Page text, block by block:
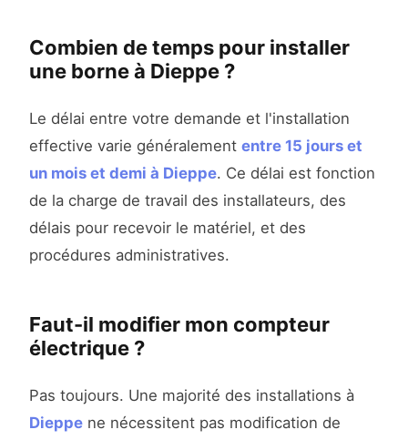
Combien de temps pour installer
une borne à Dieppe ?
Le délai entre votre demande et l'installation
effective varie généralement entre 15 jours et
un mois et demi à Dieppe. Ce délai est fonction
de la charge de travail des installateurs, des
délais pour recevoir le matériel, et des
procédures administratives.
Faut-il modifier mon compteur
électrique ?
Pas toujours. Une majorité des installations à
Dieppe ne nécessitent pas modification de